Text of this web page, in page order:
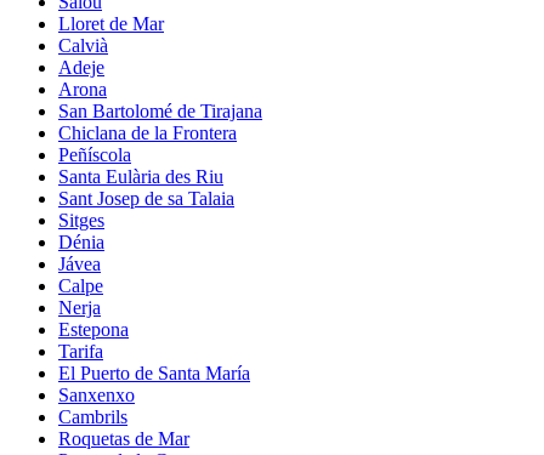
Lloret de Mar
Calvià
Adeje
Arona
San Bartolomé de Tirajana
Chiclana de la Frontera
Peñíscola
Santa Eulària des Riu
Sant Josep de sa Talaia
Sitges
Dénia
Jávea
Calpe
Nerja
Estepona
Tarifa
El Puerto de Santa María
Sanxenxo
Cambrils
Roquetas de Mar